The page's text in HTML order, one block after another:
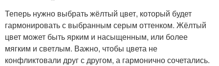
Теперь нужно выбрать жёлтый цвет, который будет
гармонировать с выбранным серым оттенком. Жёлтый
цвет может быть ярким и насыщенным, или более
мягким и светлым. Важно, чтобы цвета не
конфликтовали друг с другом, а гармонично сочетались.